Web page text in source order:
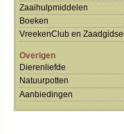
Zaaihulpmiddelen
Boeken
VreekenClub en
Overigen
Dierenliefde
Natuurpotten
Aanbiedingen